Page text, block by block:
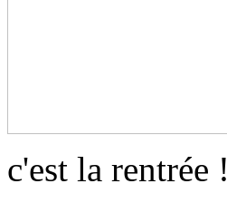
c'est la rentrée !